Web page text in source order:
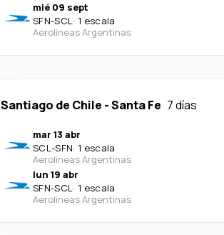
mié 09 sept
SFN-SCL· 1 escala
Aerolineas Argentinas
Santiago de Chile -Santa Fe 7 días
mar 13 abr
SCL-SFN· 1 escala
Aerolineas Argentinas
lun 19 abr
SFN-SCL· 1 escala
Aerolineas Argentinas